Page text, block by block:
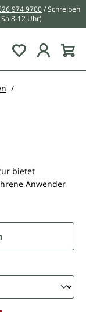
974 9700/ Schreiben
8-12 Uhr)
Du hast 0
bietet
Anwender